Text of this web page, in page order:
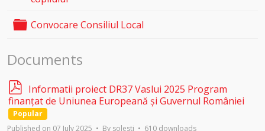
Folder
Convocare Consiliul Local
Documents
p
d
f
Informatii proiect DR37 Vaslui 2025 Program
finanțat de Uniunea Europeană și Guvernul României
Popular
Published on 07 July 2025
By solesti 610 downloads